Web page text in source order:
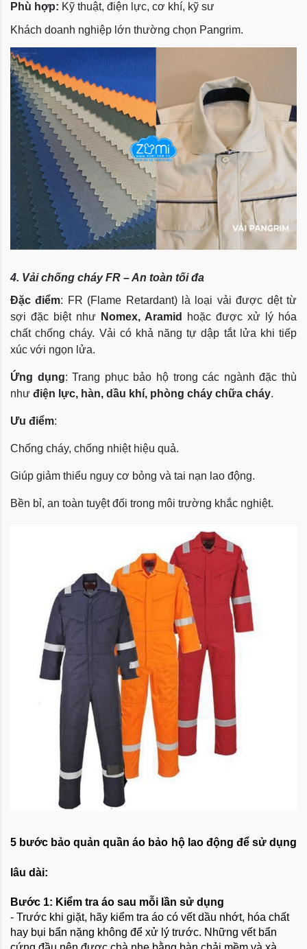
Phù hợp: Kỹ thuật, điện lực, cơ khí, kỹ sư
Khách doanh nghiệp lớn thường chọn Pangrim.
4. Vải chống cháy FR – An toàn tối đa
Đặc điểm: FR (Flame Retardant) là loại vải được dệt từ
sợi đặc biệt như Nomex, Aramid
hoặc được xử lý hóa
chất chống cháy. Vải có khả năng tự dập tắt lửa khi tiếp
xúc với ngọn lửa.
Ứng dụng: Trang phục bảo hộ trong các ngành đặc thù
như điện lực, hàn, dầu khí, phòng cháy chữa cháy.
Ưu điểm:
Chống cháy, chống nhiệt hiệu quả.
Giúp giảm thiểu nguy cơ bỏng và tai nạn lao động.
Bền bỉ, an toàn tuyệt đối trong môi trường khắc nghiệt.
5 bước bảo quản quần áo bảo hộ lao động để sử dụng
lâu dài:
Bước 1: Kiểm tra áo sau mỗi lần sử dụng
- Trước khi giặt, hãy kiểm tra áo có vết dầu nhớt, hóa chất
hay bụi bẩn nặng không để xử lý trước. Những vết bẩn